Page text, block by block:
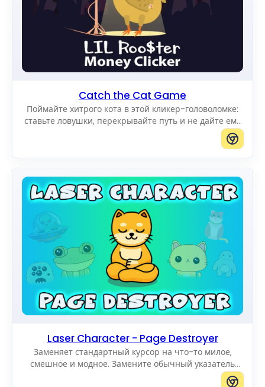
Catch the Cat Game
Поймайте хитрого кота в этой кликер-головоломке:
ставьте ловушки, перекрывайте путь и не дайте ему
Laser Character - Page Destroyer
Заменяет стандартный курсор на что-то милое,
смешное и модное. Замените обычный указатель